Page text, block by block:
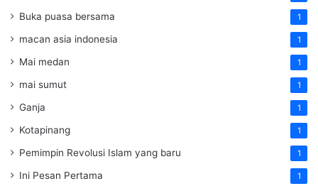
Buka puasa bersama 1
macan asia indonesia 1
Mai medan 1
mai sumut 1
Ganja 1
Kotapinang 1
Pemimpin Revolusi Islam yang baru 1
Ini Pesan Pertama 1